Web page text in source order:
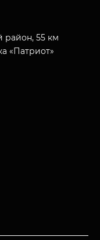
район, 55 км
«Патриот»